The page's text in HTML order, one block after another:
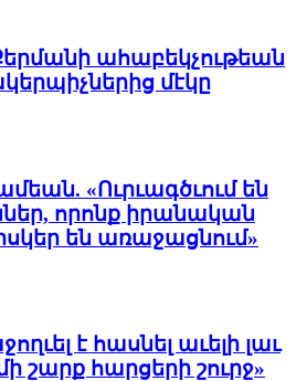
ահաբեկչութեան
մէկը
«Ուրւագծւում են
որոնք իրանական
են առաջացնում»
է հասնել աւելի լաւ
շարք հարցերի շուրջ»